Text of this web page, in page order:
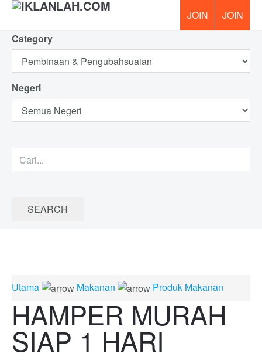
Category
Negeri
Utama Makanan Produk Makanan
HAMPER MURAH
SIAP 1 HARI